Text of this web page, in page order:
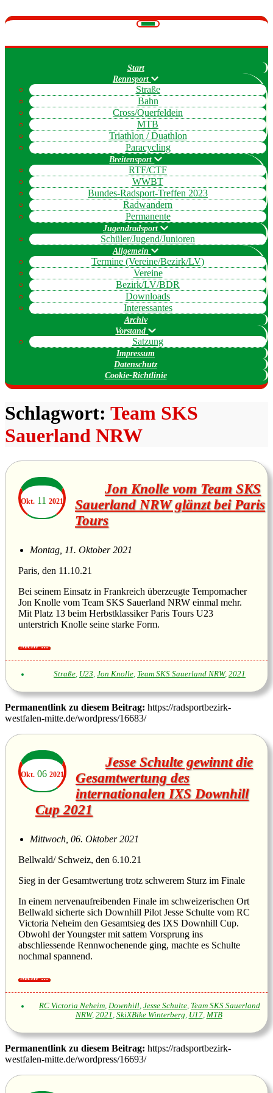
Navigation
Start
Rennsport
Straße
Bahn
Cross/Querfeldein
MTB
Triathlon / Duathlon
Paracycling
Breitensport
RTF/CTF
WWBT
Bundes-Radsport-Treffen 2023
Radwandern
Permanente
Jugendradsport
Schüler/Jugend/Junioren
Allgemein
Termine (Vereine/Bezirk/LV)
Vereine
Bezirk/LV/BDR
Downloads
Interessantes
Archiv
Vorstand
Satzung
Impressum
Datenschutz
Cookie-Richtlinie
Schlagwort: Team SKS
Sauerland NRW
Okt. 11 2021
Jon Knolle vom Team SKS
Sauerland NRW glänzt bei Paris
Tours
Montag, 11. Oktober 2021
Paris, den 11.10.21
Bei seinem Einsatz in Frankreich überzeugte Tempomacher
Jon Knolle vom Team SKS Sauerland NRW einmal mehr.
Mit Platz 13 beim Herbstklassiker Paris Tours U23
unterstrich Knolle seine starke Form.
Straße, U23, Jon Knolle, Team SKS Sauerland NRW, 2021
Permanentlink zu diesem Beitrag: https://radsportbezirk-
westfalen-mitte.de/wordpress/16683/
Okt. 06 2021
Jesse Schulte gewinnt die
Gesamtwertung des
internationalen IXS Downhill
Cup 2021
Mittwoch, 06. Oktober 2021
Bellwald/ Schweiz, den 6.10.21
Sieg in der Gesamtwertung trotz schwerem Sturz im Finale
In einem nervenaufreibenden Finale im schweizerischen Ort
Bellwald sicherte sich Downhill Pilot Jesse Schulte vom RC
Victoria Neheim den Gesamtsieg des IXS Downhill Cup.
Obwohl der Youngster mit sattem Vorsprung ins
abschliessende Rennwochenende ging, machte es Schulte
nochmal spannend.
RC Victoria Neheim, Downhill, Jesse Schulte, Team SKS Sauerland
NRW, 2021 , SkiXBike Winterberg, U17, MTB
Permanentlink zu diesem Beitrag: https://radsportbezirk-
westfalen-mitte.de/wordpress/16693/